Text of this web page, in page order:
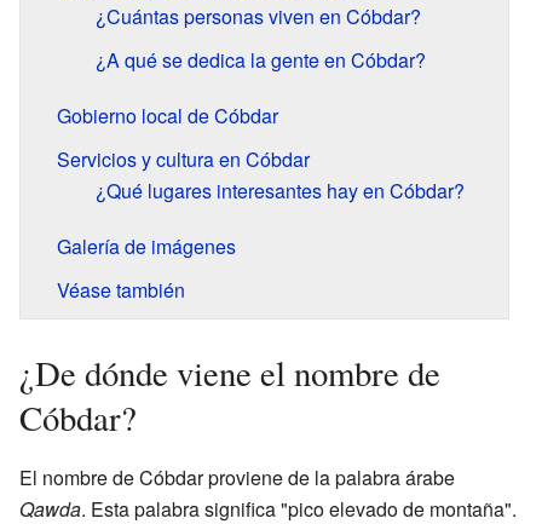
¿Cuántas personas viven en Cóbdar?
¿A qué se dedica la gente en Cóbdar?
Gobierno local de Cóbdar
Servicios y cultura en Cóbdar
¿Qué lugares interesantes hay en Cóbdar?
Galería de imágenes
Véase también
¿De dónde viene el nombre de
Cóbdar?
El nombre de Cóbdar proviene de la palabra árabe
Qawda. Esta palabra significa "pico elevado de montaña".